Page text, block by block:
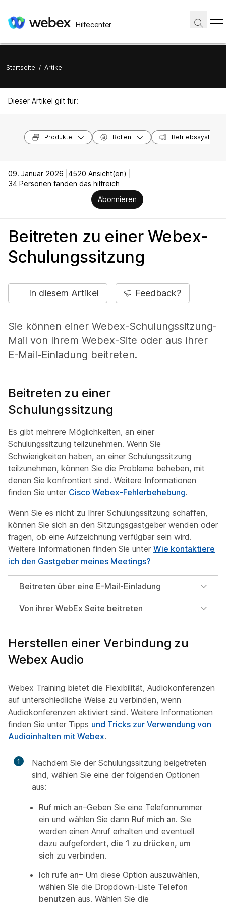
Hilfecenter
Startseite / Artikel
Dieser Artikel gilt für:
Produkte Rollen Betriebssysteme
09. Januar 2026 | 4520 Ansicht(en) |
34 Personen fanden das hilfreich
Abonnieren
Beitreten zu einer Webex-
Schulungssitzung
In diesem Artikel Feedback?
Sie können einer Webex-Schulungssitzung-
Mail von Ihrem Webex-Site oder aus Ihrer
E-Mail-Einladung beitreten.
Beitreten zu einer
Schulungssitzung
Es gibt mehrere Möglichkeiten, an einer
Schulungssitzung teilzunehmen. Wenn Sie
Schwierigkeiten haben, an einer Schulungssitzung
teilzunehmen, können Sie die Probleme beheben, mit
denen Sie konfrontiert sind. Weitere Informationen
finden Sie unter Cisco Webex-Fehlerbehebung.
Wenn Sie es nicht zu Ihrer Schulungssitzung schaffen,
können Sie sich an den Sitzungsgastgeber wenden oder
fragen, ob eine Aufzeichnung verfügbar sein wird.
Weitere Informationen finden Sie unter Wie kontaktiere
ich den Gastgeber meines Meetings?
Beitreten über eine E-Mail-Einladung
Von ihrer WebEx Seite beitreten
Herstellen einer Verbindung zu
Webex Audio
Webex Training bietet die Flexibilität, Audiokonferenzen
auf unterschiedliche Weise zu verbinden, wenn
Audiokonferenzen aktiviert sind. Weitere Informationen
finden Sie unter Tipps und Tricks zur Verwendung von
Audioinhalten mit Webex.
1
Nachdem Sie der Schulungssitzung beigetreten
sind, wählen Sie eine der folgenden Optionen
aus:
Ruf mich an–Geben Sie eine Telefonnummer
ein und wählen Sie dann Ruf mich an. Sie
werden einen Anruf erhalten und eventuell
dazu aufgefordert, die 1 zu drücken, um
sich zu verbinden.
Ich rufe an– Um diese Option auszuwählen,
wählen Sie die Dropdown-Liste Telefon
benutzen aus. Wählen Sie die